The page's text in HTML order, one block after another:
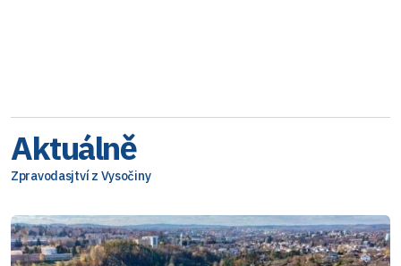
Aktuálně
Zpravodasjtví z Vysočiny